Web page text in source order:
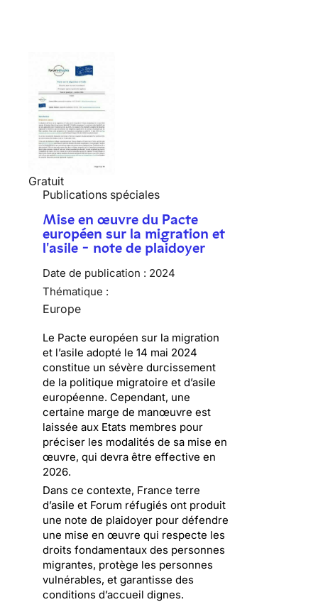
Gratuit
Publications spéciales
Mise en œuvre du Pacte
européen sur la migration et
l'asile - note de plaidoyer
Date de publication : 2024
Thématique :
Europe
Le Pacte européen sur la migration
et l’asile adopté le 14 mai 2024
constitue un sévère durcissement
de la politique migratoire et d’asile
européenne. Cependant, une
certaine marge de manœuvre est
laissée aux Etats membres pour
préciser les modalités de sa mise en
œuvre, qui devra être effective en
2026.
Dans ce contexte, France terre
d’asile et Forum réfugiés ont produit
une note de plaidoyer pour défendre
une mise en œuvre qui respecte les
droits fondamentaux des personnes
migrantes, protège les personnes
vulnérables, et garantisse des
conditions d’accueil dignes.